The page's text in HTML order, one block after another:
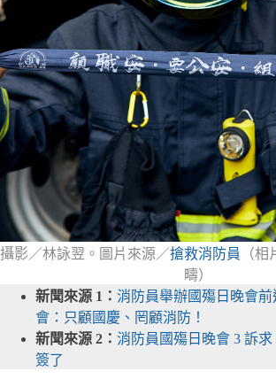
攝影／林詠翌。圖片來源／搶救消防員
（
疇）
新聞來源 1： 消防員舉辦國殤日晚會
會：只顧國慶、罔顧消防！
新聞來源 2： 消防員國殤日晚會 3 訴
簽了